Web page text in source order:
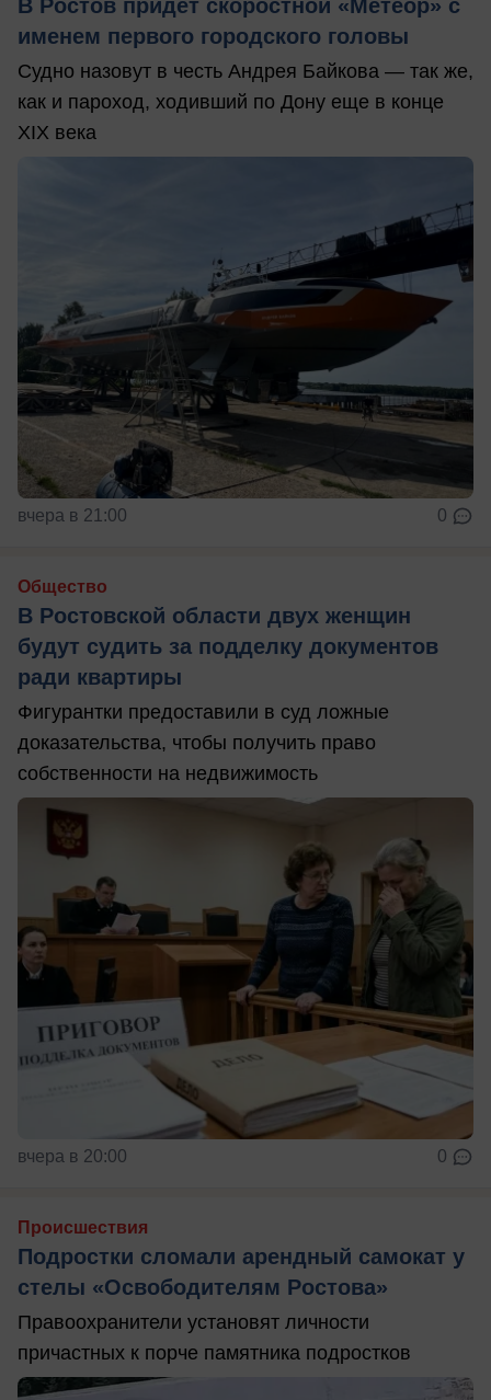
В Ростов придет скоростной «Метеор» с
именем первого городского головы
Судно назовут в честь Андрея Байкова — так же,
как и пароход, ходивший по Дону еще в конце
XIX века
вчера в 21:00 0
Общество
В Ростовской области двух женщин
будут судить за подделку документов
ради квартиры
Фигурантки предоставили в суд ложные
доказательства, чтобы получить право
собственности на недвижимость
вчера в 20:00 0
Происшествия
Подростки сломали арендный самокат у
стелы «Освободителям Ростова»
Правоохранители установят личности
причастных к порче памятника подростков